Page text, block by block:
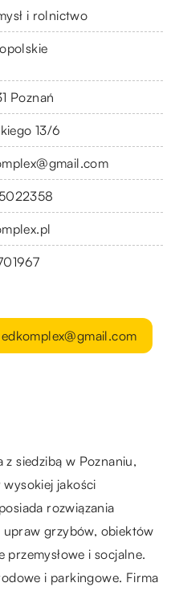
i rolnictwo
Poznań
13/6
siedzibą w Poznaniu,
wysokiej jakości
rozwiązania
grzybów, obiektów
i socjalne.
i parkingowe. Firma